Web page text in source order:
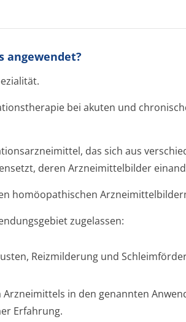
angewendet?
bei akuten und
das sich aus
deren Arzneimittelbilder
homöopathischen
zugelassen:
Reizmilderung und
in den genannten
Erfahrung.